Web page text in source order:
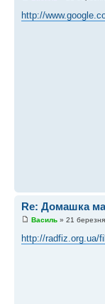
http://
Re: Домашка
Василь » 21
http://radfiz.org.ua/